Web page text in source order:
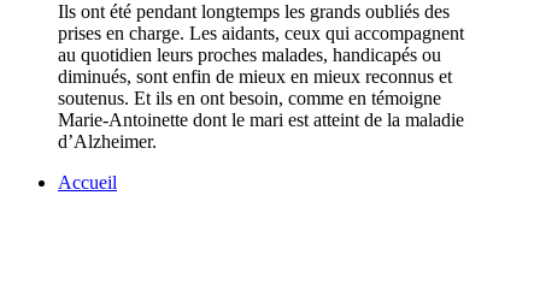
Ils ont été pendant longtemps les grands oubliés des
prises en charge. Les aidants, ceux qui accompagnent
au quotidien leurs proches malades, handicapés ou
diminués, sont enfin de mieux en mieux reconnus et
soutenus. Et ils en ont besoin, comme en témoigne
Marie-Antoinette dont le mari est atteint de la maladie
d’Alzheimer.
Accueil